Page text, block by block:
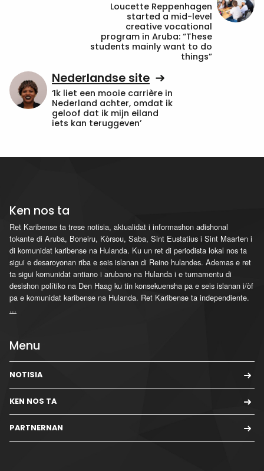
Loucette Reppenhagen
started a mid-level
creative vocational
program in Aruba: “These
students mainly want to do
things”
Nederlandse site
‘Ik liet een mooie carrière in
Nederland achter, omdat ik
geloof dat ik mijn eiland
iets kan teruggeven’
Ken nos ta
Ret Karibense ta trese notisia, aktualidat i informashon adishonal
tokante di Aruba, Boneiru, Kòrsou, Saba, Sint Eustatius i Sint Maarten i
di komunidat karibense na Hulanda. Ku un ret di periodista lokal nos ta
sigui e desaroyonan riba e seis islanan di Reino hulandes. Ademas e ret
ta sigui komunidat antiano i arubano na Hulanda i e tumamentu di
desishon polítiko na Den Haag ku tin konsekuensha pa e seis islanan i/òf
pa e komunidat karibense na Hulanda. Ret Karibense ta independiente.
...
Menu
NOTISIA
KEN NOS TA
PARTNERNAN